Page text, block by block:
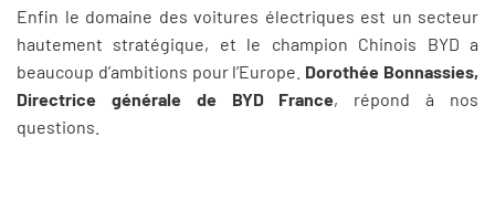
Enfin le domaine des voitures électriques est un secteur
hautement stratégique, et le champion Chinois BYD a
beaucoup d’ambitions pour l’Europe. Dorothée Bonnassies,
Directrice générale de BYD France, répond à nos
questions.